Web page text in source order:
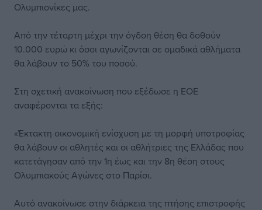
Ολυμπιονίκες μας.
Από την τέταρτη μέχρι την όγδοη θέση θα δοθούν
10.000 ευρώ κι όσοι αγωνίζονται σε ομαδικά αθλήματα
θα λάβουν το 50% του ποσού.
Στη σχετική ανακοίνωση που εξέδωσε η ΕΟΕ
αναφέρονται τα εξής:
«Έκτακτη οικονομική ενίσχυση με τη μορφή υποτροφίας
θα λάβουν οι αθλητές και οι αθλήτριες της Ελλάδας που
κατετάγησαν από την 1η έως και την 8η θέση στους
Ολυμπιακούς Αγώνες στο Παρίσι.
Αυτό ανακοίνωσε στην διάρκεια της πτήσης επιστροφής